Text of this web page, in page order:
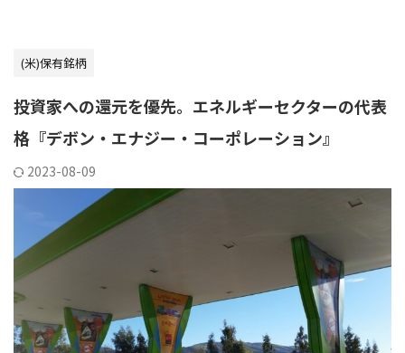
(米)保有銘柄
投資家への還元を優先。エネルギーセクターの代表
格『デボン・エナジー・コーポレーション』
2023-08-09